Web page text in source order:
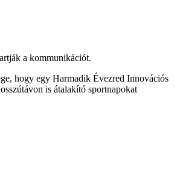
a kommunikációt.
hogy egy Harmadik Évezred Innovációs
is átalakító sportnapokat